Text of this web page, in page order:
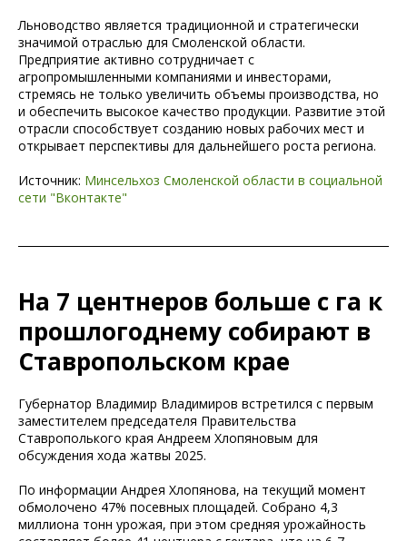
Льноводство является традиционной и стратегически
значимой отраслью для Смоленской области.
Предприятие активно сотрудничает с
агропромышленными компаниями и инвесторами,
стремясь не только увеличить объемы производства, но
и обеспечить высокое качество продукции. Развитие этой
отрасли способствует созданию новых рабочих мест и
открывает перспективы для дальнейшего роста региона.
Источник: Минсельхоз Смоленской области в социальной
сети "Вконтакте"
На 7 центнеров больше с га к
прошлогоднему собирают в
Ставропольском крае
Губернатор Владимир Владимиров встретился с первым
заместителем председателя Правительства
Ставрополького края Андреем Хлопяновым для
обсуждения хода жатвы 2025.
По информации Андрея Хлопянова, на текущий момент
обмолочено 47% посевных площадей. Собрано 4,3
миллиона тонн урожая, при этом средняя урожайность